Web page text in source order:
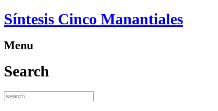
Síntesis Cinco Manantiales
Menu
Search